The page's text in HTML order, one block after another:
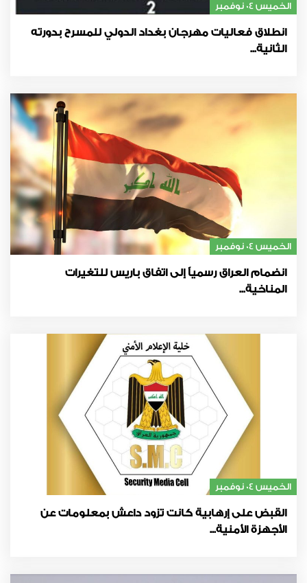
الخميس 04 نوفمبر
انطلاق فعاليات مهرجان بغداد الدولي للمسرح بدورته
الثانية...
الخميس 04 نوفمبر
انضمام العراق رسمياً إلى اتفاق باريس للتغيرات
المناخية...
الخميس 04 نوفمبر
القبض على إرهابية كانت تزود داعش بمعلومات عن
الأجهزة الأمنية...